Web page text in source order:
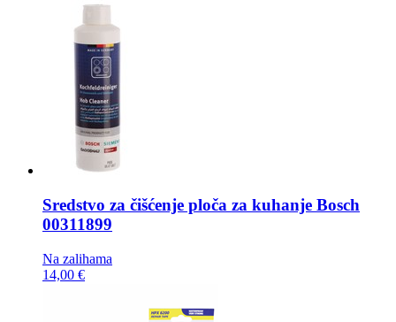
Sredstvo za čišćenje ploča za kuhanje Bosch
00311899
Na zalihama
14,00 €